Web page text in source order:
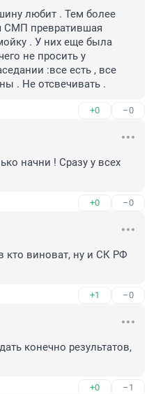
любит . Тем более
СМП превратившая
. У них еще была
не просить у
:все есть , все
. Не отсвечивать .
+0 –0
начни ! Сразу у всех
+0 –0
кто виноват, ну и СК РФ
+1 –0
конечно результатов,
+0 –1